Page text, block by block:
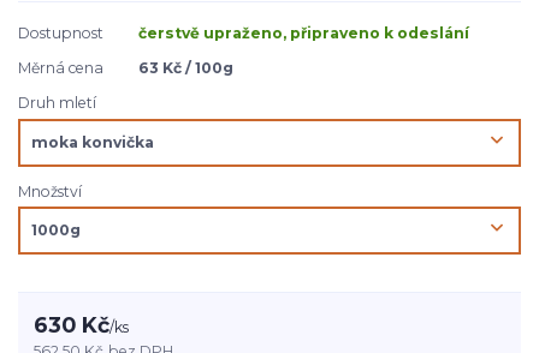
Dostupnost
čerstvě upraženo, připraveno k odeslání
Měrná cena
63 Kč / 100g
Druh mletí
Množství
630 Kč/ks